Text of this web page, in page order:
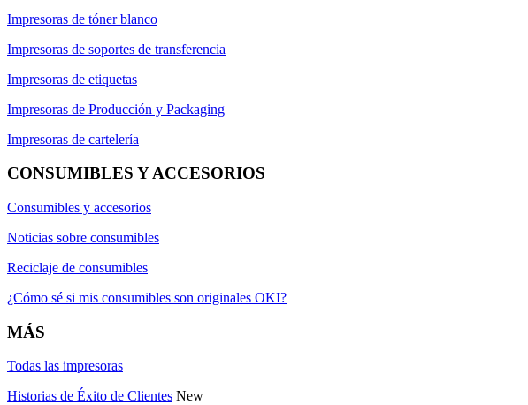
Impresoras de tóner blanco
Impresoras de soportes de transferencia
Impresoras de etiquetas
Impresoras de Producción y Packaging
Impresoras de cartelería
CONSUMIBLES Y ACCESORIOS
Consumibles y accesorios
Noticias sobre consumibles
Reciclaje de consumibles
¿Cómo sé si mis consumibles son originales OKI?
MÁS
Todas las impresoras
Historias de Éxito de Clientes New